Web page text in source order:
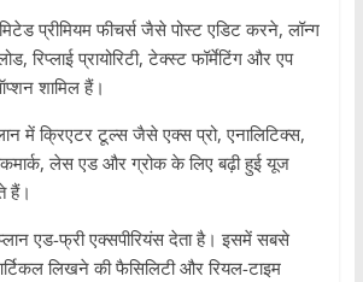
प्रीमियम फीचर्स जैसे पोस्ट एडिट करने, लॉन्ग
रिप्लाई प्रायोरिटी, टेक्स्ट फॉर्मेटिंग और एप
शामिल हैं।
में क्रिएटर टूल्स जैसे एक्स प्रो, एनालिटिक्स,
लेस एड और ग्रोक के लिए बढ़ी हुई यूज
हैं।
एड-फ्री एक्सपीरियंस देता है। इसमें सबसे
लिखने की फैसिलिटी और रियल-टाइम